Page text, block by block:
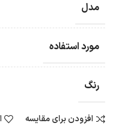
مدل
مورد استفاده
رنگ
افزودن برای مقایسه
ضمانت بازگشت کالا
تا 14 روز پس از تحویل کالا می‌توانید آن را برگشت دهید.
امکان پرداخت در محل
در هنگام خرید
وجود دارد.
امکان پرداخت اقساطی
خرید اقساطی با
ضمانت اصالت کالا